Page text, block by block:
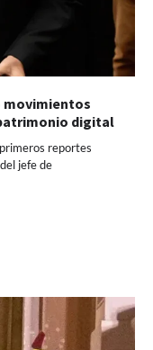
movimientos
digital
reportes
jefe de